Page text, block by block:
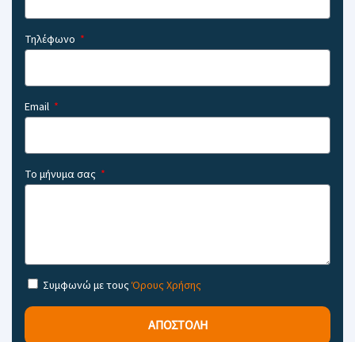
Τηλέφωνο
Email
Το μήνυμα σας
Συμφωνώ με τους Όρους Χρήσης
ΑΠΟΣΤΟΛΗ